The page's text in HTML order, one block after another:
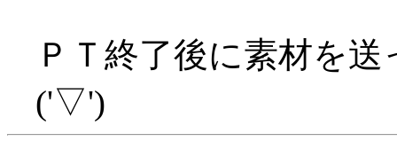
ＰＴ終了後に素材を
('▽')